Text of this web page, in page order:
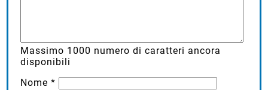
Massimo 1000 numero di caratteri ancora
disponibili
Nome*